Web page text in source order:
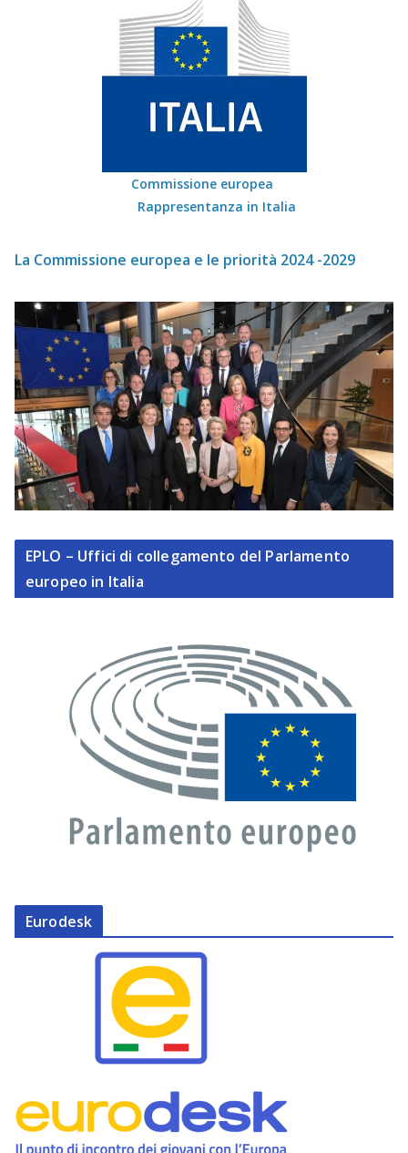
Commissione europea
Rappresentanza in Italia
La Commissione europea e le priorità 2024 -2029
EPLO – Uffici di collegamento del Parlamento
europeo in Italia
Eurodesk